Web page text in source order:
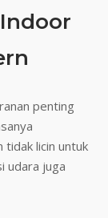
penting
tidak licin untuk
udara juga